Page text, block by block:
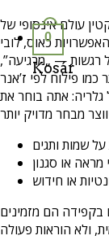
0
Kosár
עולם אינסופי של
כאוס, לובי
— „מרגיעה”,
כמו פילוח לפי ז’אנר
גלריה: אתה בוחר את
בקפידה הם מזמינים